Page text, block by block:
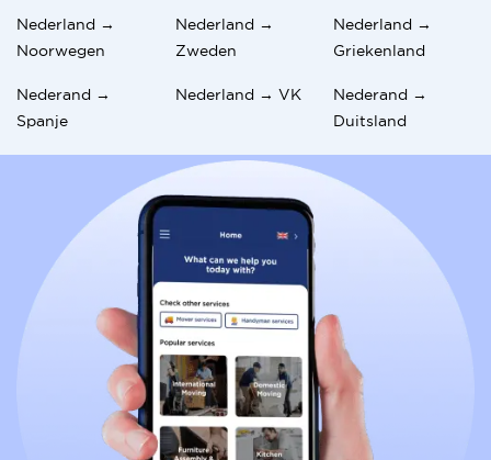
Nederland →
Noorwegen
Nederland →
Zweden
Nederland →
Griekenland
Nederand →
Spanje
Nederland → VK
Nederand →
Duitsland